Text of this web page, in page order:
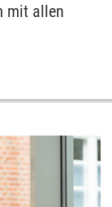
mit allen